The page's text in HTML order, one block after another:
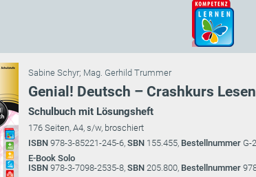
Sabine Schyr; Mag. Gerhild Trummer
Genial! Deutsch – Crashkurs
Schulbuch mit Lösungsheft
176 Seiten, A4, s/w, broschiert
ISBN 978-3-85221-245-6, SBN 155.455, Bestellnummer G-
E-Book Solo
ISBN 978-3-7098-2535-8, SBN 205.800, Bestellnummer